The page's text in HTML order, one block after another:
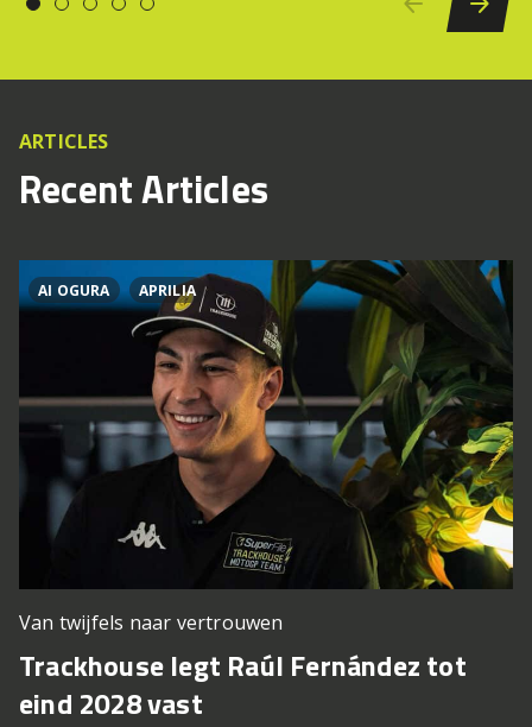
ARTICLES
Recent Articles
AI OGURA APRILIA
Van twijfels naar vertrouwen
Trackhouse legt Raúl Fernández tot
eind 2028 vast